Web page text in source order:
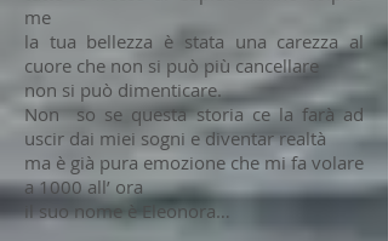
me
la tua bellezza è stata una carezza al
cuore che non si può più cancellare
non si può dimenticare.
Non so se questa storia ce la farà ad
uscir dai miei sogni e diventar realtà
ma è già pura emozione che mi fa volare
a 1000 all’ ora
il suo nome è Eleonora…